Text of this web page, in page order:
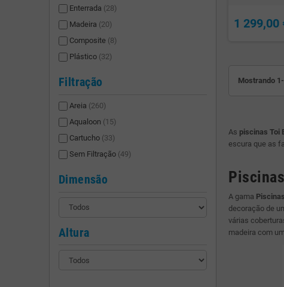
Enterrada (28)
Madeira (20)
Composite (8)
Plástico (32)
Filtração
Areia (260)
Aqualoon (15)
Cartucho (33)
Sem Filtração (49)
Dimensão
Altura
1 299,00
Mostrando
As piscinas Toi
escura que as
A gama
decoração de
várias
madeira com